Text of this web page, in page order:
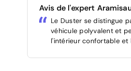
Avis de l'expert
Le Duster se distingue
véhicule polyvalent et
l'intérieur confortable